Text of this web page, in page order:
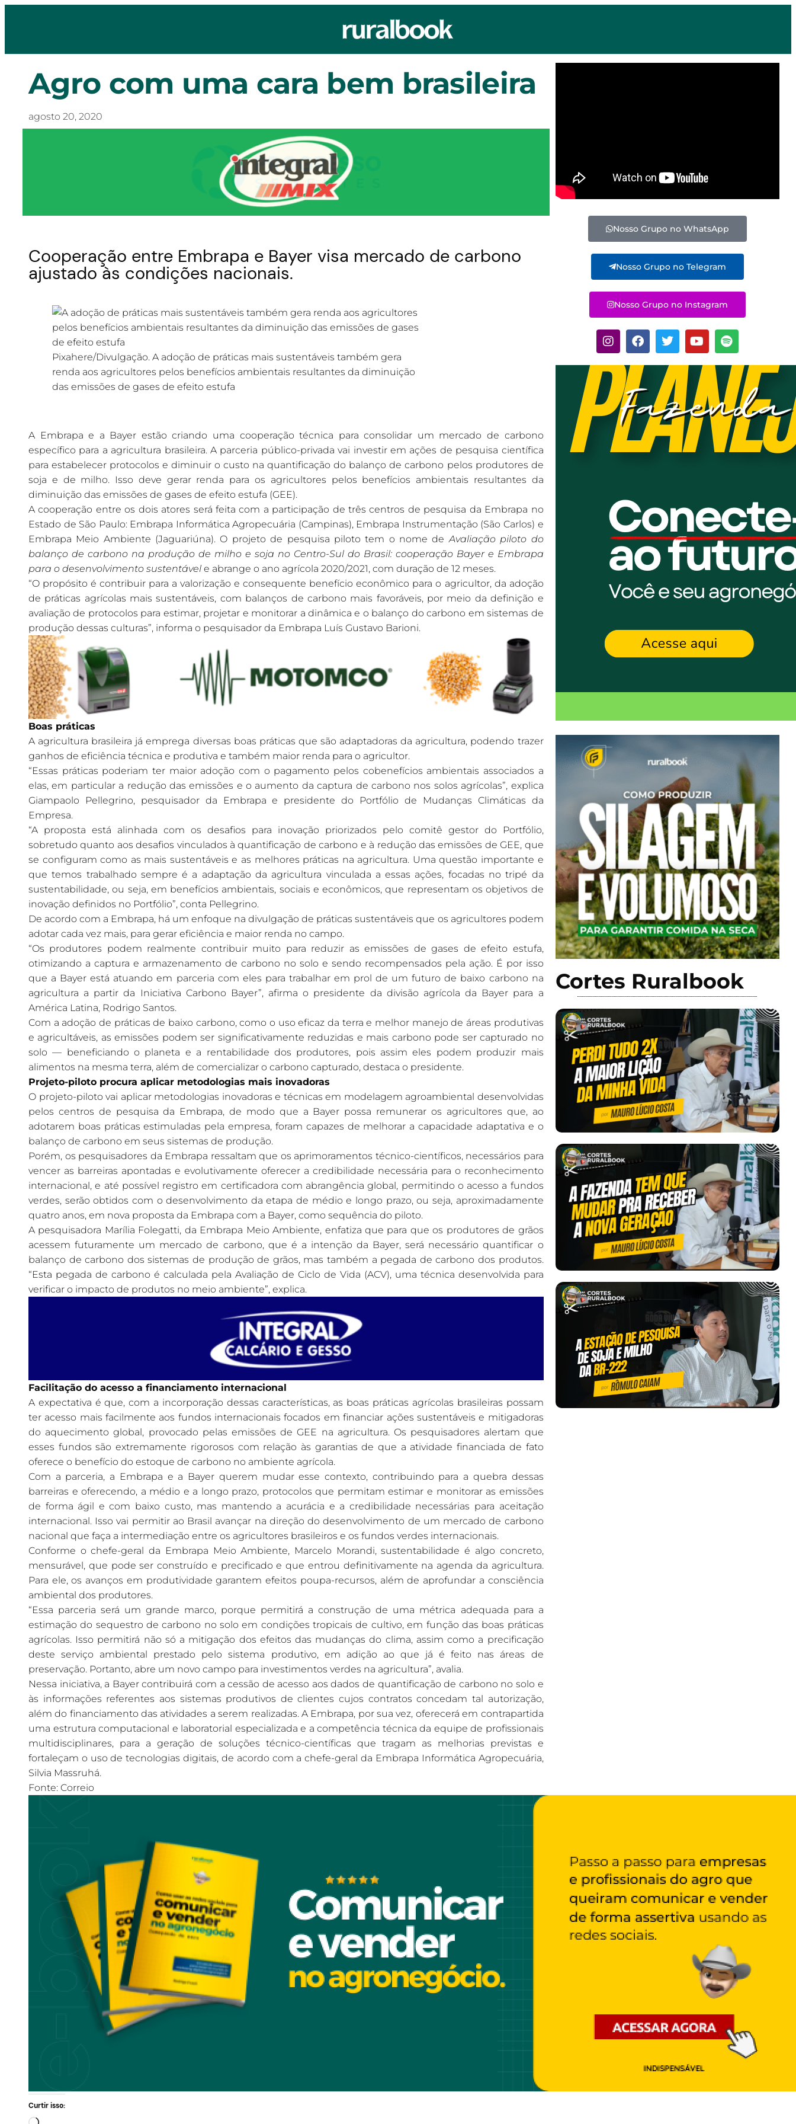
Agro com uma cara bem brasileira
agosto 20, 2020
Cooperação entre Embrapa e Bayer visa mercado de carbono
ajustado às condições nacionais.
Pixahere/Divulgação. A adoção de práticas mais sustentáveis também gera
renda aos agricultores pelos benefícios ambientais resultantes da diminuição
das emissões de gases de efeito estufa
A Embrapa e a Bayer estão criando uma cooperação técnica para consolidar um mercado de carbono
específico para a agricultura brasileira. A parceria público-privada vai investir em ações de pesquisa científica
para estabelecer protocolos e diminuir o custo na quantificação do balanço de carbono pelos produtores de
soja e de milho. Isso deve gerar renda para os agricultores pelos benefícios ambientais resultantes da
diminuição das emissões de gases de efeito estufa (GEE).
A cooperação entre os dois atores será feita com a participação de três centros de pesquisa da Embrapa no
Estado de São Paulo: Embrapa Informática Agropecuária (Campinas), Embrapa Instrumentação (São Carlos) e
Embrapa Meio Ambiente (Jaguariúna). O projeto de pesquisa piloto tem o nome de Avaliação piloto do
balanço de carbono na produção de milho e soja no Centro-Sul do Brasil: cooperação Bayer e Embrapa
para o desenvolvimento sustentável e abrange o ano agrícola 2020/2021, com duração de 12 meses.
“O propósito é contribuir para a valorização e consequente benefício econômico para o agricultor, da adoção
de práticas agrícolas mais sustentáveis, com balanços de carbono mais favoráveis, por meio da definição e
avaliação de protocolos para estimar, projetar e monitorar a dinâmica e o balanço do carbono em sistemas de
produção dessas culturas”, informa o pesquisador da Embrapa Luís Gustavo Barioni.
Boas práticas
A agricultura brasileira já emprega diversas boas práticas que são adaptadoras da agricultura, podendo trazer
ganhos de eficiência técnica e produtiva e também maior renda para o agricultor.
“Essas práticas poderiam ter maior adoção com o pagamento pelos cobenefícios ambientais associados a
elas, em particular a redução das emissões e o aumento da captura de carbono nos solos agrícolas”, explica
Giampaolo Pellegrino, pesquisador da Embrapa e presidente do Portfólio de Mudanças Climáticas da
Empresa.
“A proposta está alinhada com os desafios para inovação priorizados pelo comitê gestor do Portfólio,
sobretudo quanto aos desafios vinculados à quantificação de carbono e à redução das emissões de GEE, que
se configuram como as mais sustentáveis e as melhores práticas na agricultura. Uma questão importante e
que temos trabalhado sempre é a adaptação da agricultura vinculada a essas ações, focadas no tripé da
sustentabilidade, ou seja, em benefícios ambientais, sociais e econômicos, que representam os objetivos de
inovação definidos no Portfólio”, conta Pellegrino.
De acordo com a Embrapa, há um enfoque na divulgação de práticas sustentáveis que os agricultores podem
adotar cada vez mais, para gerar eficiência e maior renda no campo.
“Os produtores podem realmente contribuir muito para reduzir as emissões de gases de efeito estufa,
otimizando a captura e armazenamento de carbono no solo e sendo recompensados pela ação. É por isso
que a Bayer está atuando em parceria com eles para trabalhar em prol de um futuro de baixo carbono na
agricultura a partir da Iniciativa Carbono Bayer”, afirma o presidente da divisão agrícola da Bayer para a
América Latina, Rodrigo Santos.
Com a adoção de práticas de baixo carbono, como o uso eficaz da terra e melhor manejo de áreas produtivas
e agricultáveis, as emissões podem ser significativamente reduzidas e mais carbono pode ser capturado no
solo — beneficiando o planeta e a rentabilidade dos produtores, pois assim eles podem produzir mais
alimentos na mesma terra, além de comercializar o carbono capturado, destaca o presidente.
Projeto-piloto procura aplicar metodologias mais inovadoras
O projeto-piloto vai aplicar metodologias inovadoras e técnicas em modelagem agroambiental desenvolvidas
pelos centros de pesquisa da Embrapa, de modo que a Bayer possa remunerar os agricultores que, ao
adotarem boas práticas estimuladas pela empresa, foram capazes de melhorar a capacidade adaptativa e o
balanço de carbono em seus sistemas de produção.
Porém, os pesquisadores da Embrapa ressaltam que os aprimoramentos técnico-científicos, necessários para
vencer as barreiras apontadas e evolutivamente oferecer a credibilidade necessária para o reconhecimento
internacional, e até possível registro em certificadora com abrangência global, permitindo o acesso a fundos
verdes, serão obtidos com o desenvolvimento da etapa de médio e longo prazo, ou seja, aproximadamente
quatro anos, em nova proposta da Embrapa com a Bayer, como sequência do piloto.
A pesquisadora Marília Folegatti, da Embrapa Meio Ambiente, enfatiza que para que os produtores de grãos
acessem futuramente um mercado de carbono, que é a intenção da Bayer, será necessário quantificar o
balanço de carbono dos sistemas de produção de grãos, mas também a pegada de carbono dos produtos.
“Esta pegada de carbono é calculada pela Avaliação de Ciclo de Vida (ACV), uma técnica desenvolvida para
verificar o impacto de produtos no meio ambiente”, explica.
Facilitação do acesso a financiamento internacional
A expectativa é que, com a incorporação dessas características, as boas práticas agrícolas brasileiras possam
ter acesso mais facilmente aos fundos internacionais focados em financiar ações sustentáveis e mitigadoras
do aquecimento global, provocado pelas emissões de GEE na agricultura. Os pesquisadores alertam que
esses fundos são extremamente rigorosos com relação às garantias de que a atividade financiada de fato
oferece o benefício do estoque de carbono no ambiente agrícola.
Com a parceria, a Embrapa e a Bayer querem mudar esse contexto, contribuindo para a quebra dessas
barreiras e oferecendo, a médio e a longo prazo, protocolos que permitam estimar e monitorar as emissões
de forma ágil e com baixo custo, mas mantendo a acurácia e a credibilidade necessárias para aceitação
internacional. Isso vai permitir ao Brasil avançar na direção do desenvolvimento de um mercado de carbono
nacional que faça a intermediação entre os agricultores brasileiros e os fundos verdes internacionais.
Conforme o chefe-geral da Embrapa Meio Ambiente, Marcelo Morandi, sustentabilidade é algo concreto,
mensurável, que pode ser construído e precificado e que entrou definitivamente na agenda da agricultura.
Para ele, os avanços em produtividade garantem efeitos poupa-recursos, além de aprofundar a consciência
ambiental dos produtores.
“Essa parceria será um grande marco, porque permitirá a construção de uma métrica adequada para a
estimação do sequestro de carbono no solo em condições tropicais de cultivo, em função das boas práticas
agrícolas. Isso permitirá não só a mitigação dos efeitos das mudanças do clima, assim como a precificação
deste serviço ambiental prestado pelo sistema produtivo, em adição ao que já é feito nas áreas de
preservação. Portanto, abre um novo campo para investimentos verdes na agricultura”, avalia.
Nessa iniciativa, a Bayer contribuirá com a cessão de acesso aos dados de quantificação de carbono no solo e
às informações referentes aos sistemas produtivos de clientes cujos contratos concedam tal autorização,
além do financiamento das atividades a serem realizadas. A Embrapa, por sua vez, oferecerá em contrapartida
uma estrutura computacional e laboratorial especializada e a competência técnica da equipe de profissionais
multidisciplinares, para a geração de soluções técnico-científicas que tragam as melhorias previstas e
fortaleçam o uso de tecnologias digitais, de acordo com a chefe-geral da Embrapa Informática Agropecuária,
Silvia Massruhá.
Fonte: Correio
Curtir isso:
Nosso Grupo no WhatsApp
Nosso Grupo no Telegram
Nosso Grupo no Instagram
Cortes Ruralbook